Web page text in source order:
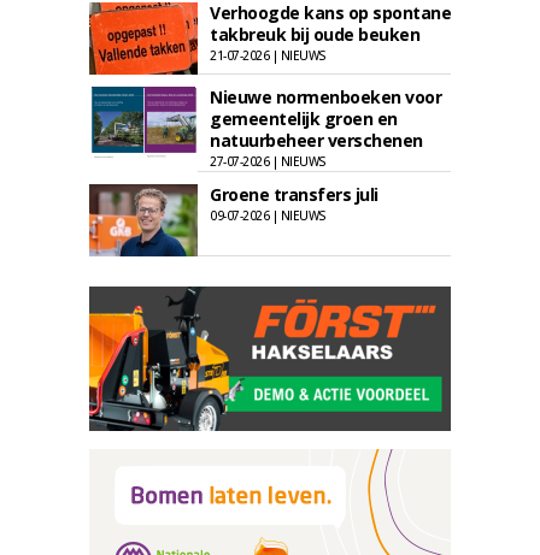
Verhoogde kans op spontane
takbreuk bij oude beuken
21-07-2026 | NIEUWS
Nieuwe normenboeken voor
gemeentelijk groen en
natuurbeheer verschenen
27-07-2026 | NIEUWS
Groene transfers juli
09-07-2026 | NIEUWS